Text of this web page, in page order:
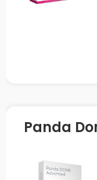
Panda